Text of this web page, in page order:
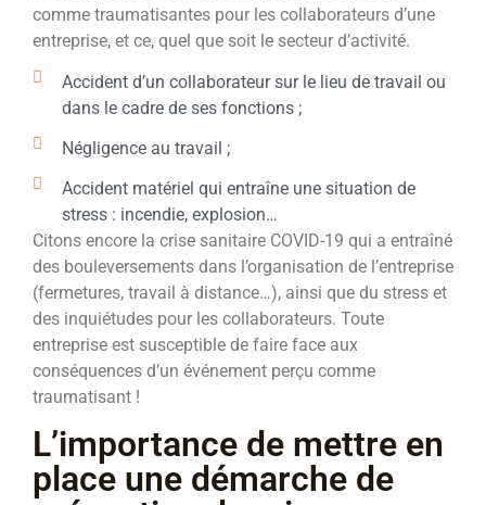
comme traumatisantes pour les collaborateurs d’une
entreprise, et ce, quel que soit le secteur d’activité.
Accident d’un collaborateur sur le lieu de travail ou
dans le cadre de ses fonctions ;
Négligence au travail ;
Accident matériel qui entraîne une situation de
stress : incendie, explosion…
Citons encore la crise sanitaire COVID-19 qui a entraîné
des bouleversements dans l’organisation de l’entreprise
(fermetures, travail à distance…), ainsi que du stress et
des inquiétudes pour les collaborateurs. Toute
entreprise est susceptible de faire face aux
conséquences d’un événement perçu comme
traumatisant !
L’importance de mettre en
place une démarche de